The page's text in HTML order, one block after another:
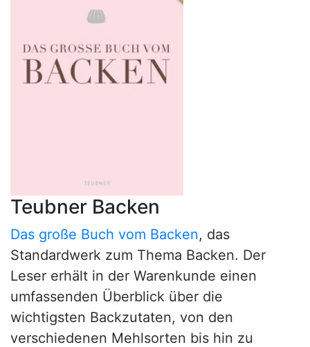
Teubner Backen
Das große Buch vom Backen, das
Standardwerk zum Thema Backen. Der
Leser erhält in der Warenkunde einen
umfassenden Überblick über die
wichtigsten Backzutaten, von den
verschiedenen Mehlsorten bis hin zu